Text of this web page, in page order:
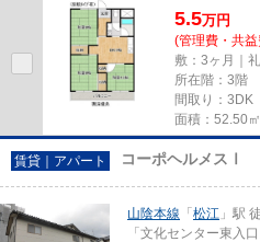
5.5万円
(管理費・共
敷：3ヶ月｜
所在階：3階
間取り：3DK
面積：52.50㎡
賃貸｜アパート コーポヘルメスⅠ
山陰本線 「 松江 」駅
「文化センター東入